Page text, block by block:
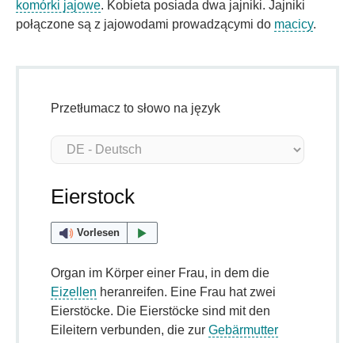
komórki jajowe. Kobieta posiada dwa jajniki. Jajniki
połączone są z jajowodami prowadzącymi do macicy.
Przetłumacz to słowo na język
Eierstock
Vorlesen
Organ im Körper einer Frau, in dem die
Eizellen heranreifen. Eine Frau hat zwei
Eierstöcke. Die Eierstöcke sind mit den
Eileitern verbunden, die zur Gebärmutter